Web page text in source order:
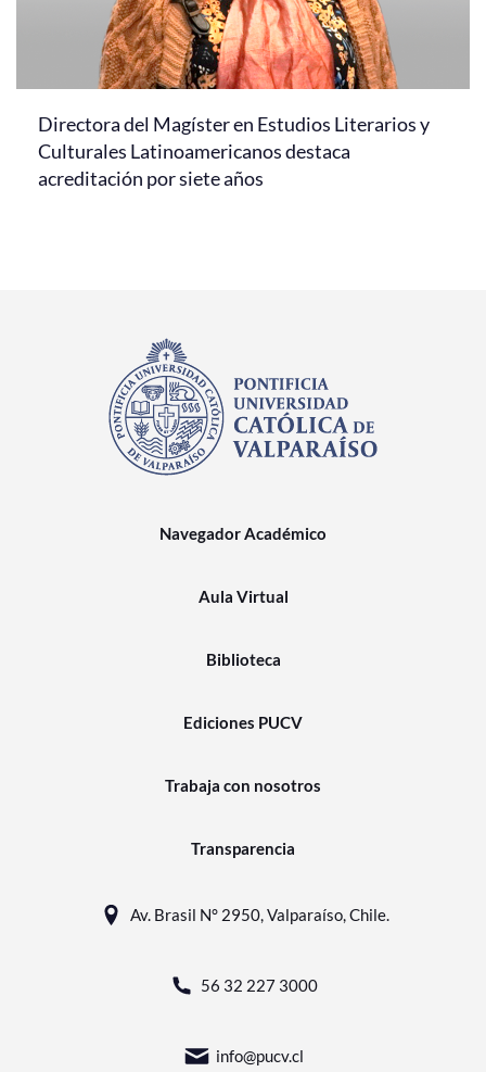
Directora del Magíster en Estudios Literarios y
Culturales Latinoamericanos destaca
acreditación por siete años
Navegador Académico
Aula Virtual
Biblioteca
Ediciones PUCV
Trabaja con nosotros
Transparencia
Av. Brasil N° 2950, Valparaíso, Chile.
56 32 227 3000
info@pucv.cl